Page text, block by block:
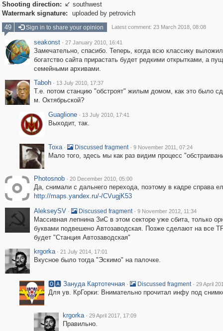
Shooting direction:  southwest
Watermark signature:
uploaded by petrovich
49
Sign in to share your opinion Latest comment: 23 March 2018, 08:08
seakonst · 27 January 2010, 16:41
Замечательно, спасибо. Теперь, когда всю классику
богатство сайта прирастать будет редкими открытками, а
семейными архивами.
Taboh · 13 July 2010, 17:37
Т.е. потом станцию "обстроят" жилым домом, как это было
м. Октябрьской?
Guaglione · 13 July 2010, 17:41
Выходит, так.
Toxa · Discussed fragment · 9 November 2011, 07:24
Мало того, здесь мы как раз видим процесс
Photosnob · 20 December 2010, 05:00
Да, снимали с дальнего перехода, поэтому в кадре справа
http://maps.yandex.ru/-/CVugjK53
AlekseySV · Discussed fragment · 9 November 2012, 11:34
Массивная лепнина ЗиС в этом секторе уже сбита, только
буквами подвешено Автозаводская. Позже сделают на все
будет "Станция Автозаводская"
krgorka · 21 July 2014, 17:01
Вкусное было тогда "Эскимо" на палочке.
🅾🅰 Зануда Картотечная · Discussed fragment · 29 April
Для ув. КрГорки: Внимательно прочитал инфу под
krgorka · 29 April 2017, 17:09
Правильно.